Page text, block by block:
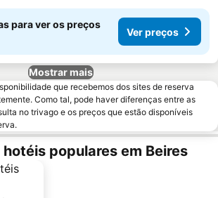
para ver os preços
Ver preços
Mostrar mais
que recebemos dos sites de reserva
Como tal, pode haver diferenças entre as
no trivago e os preços que estão disponíveis
populares em Beires